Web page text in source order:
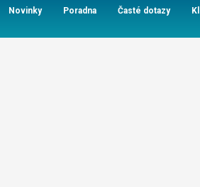
Novinky Poradna Časté dotazy